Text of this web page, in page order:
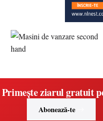
Primește ziarul gratuit
Abonează-te